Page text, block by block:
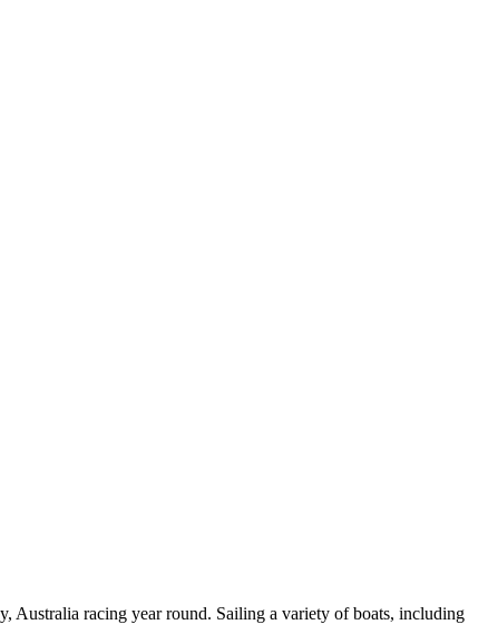
Australia racing year round. Sailing a variety of boats, including